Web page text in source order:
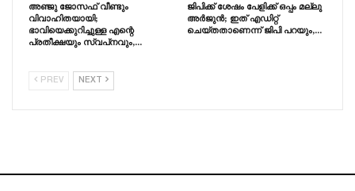
അഞ്ജു ജോസഫ് വീണ്ടും
വിവാഹിതയായി;
ഭാവിയെക്കുറിച്ചുള്ള എന്റെ
പ്രതീക്ഷയും സ്വപ്‍നവും,…
ജിപിക്ക് ശേഷം പേളിക്ക് ഒപ്പം മല്ലു
അർജുൻ; ഇത് എഡിറ്റ്
ചെയ്തതാണെന്ന് ജിപി പറയും,…
PREV NEXT